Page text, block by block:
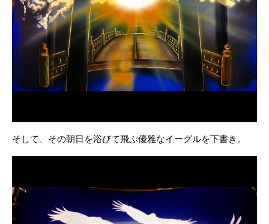
そして、その朝日を浴びて飛ぶ優雅なイーグルを下書き。